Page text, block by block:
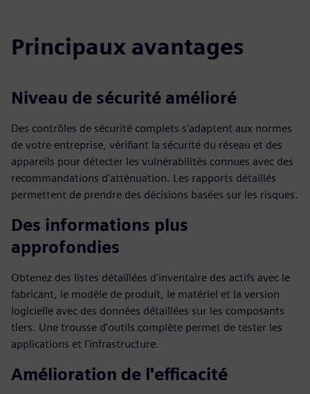
Principaux avantages
Niveau de sécurité amélioré
Des contrôles de sécurité complets s'adaptent aux normes
de votre entreprise, vérifiant la sécurité du réseau et des
appareils pour détecter les vulnérabilités connues avec des
recommandations d'atténuation. Les rapports détaillés
permettent de prendre des décisions basées sur les risques.
Des informations plus
approfondies
Obtenez des listes détaillées d'inventaire des actifs avec le
fabricant, le modèle de produit, le matériel et la version
logicielle avec des données détaillées sur les composants
tiers. Une trousse d'outils complète permet de tester les
applications et l'infrastructure.
Amélioration de l'efficacité